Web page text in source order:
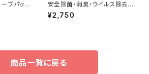
ブパック
安全除菌・消臭・ウイルス除去！
シールオフ置き型プラス
¥2,750
商品一覧に戻る